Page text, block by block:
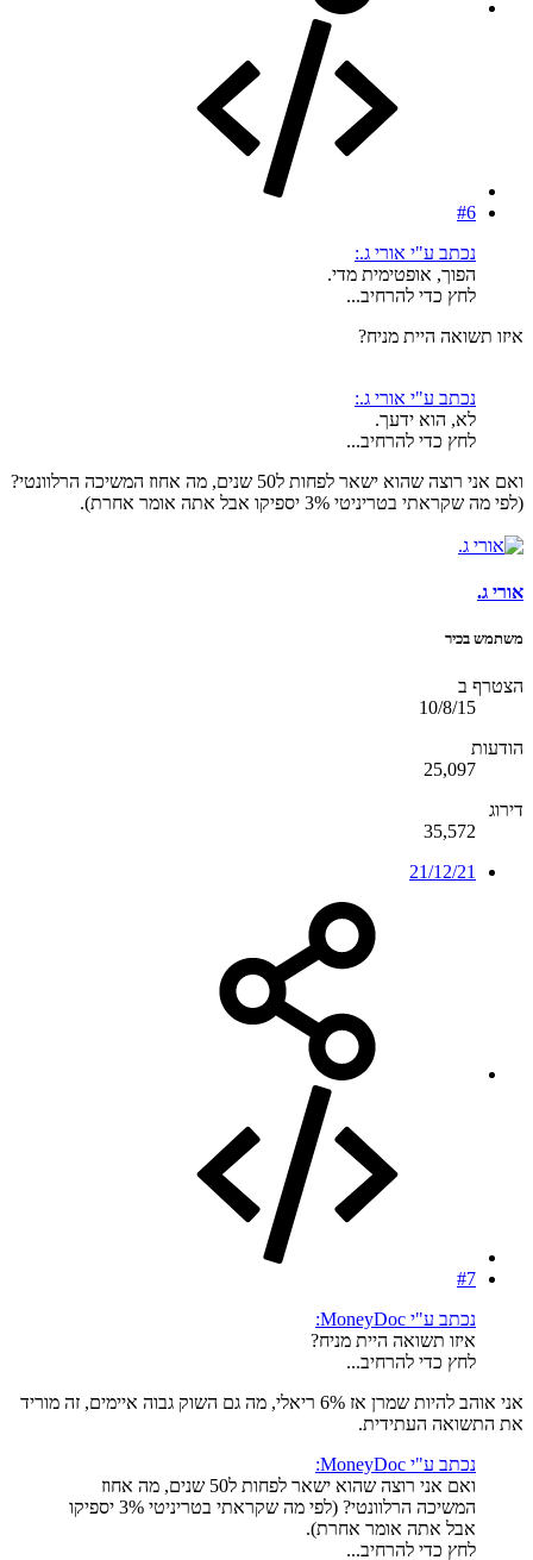
#6
נכתב ע"י אורי ג.:
הפוך, אופטימית מדי.
לחץ כדי להרחיב...
איזו תשואה היית מניח?
נכתב ע"י אורי ג.:
לא, הוא ידעך.
לחץ כדי להרחיב...
ואם אני רוצה שהוא ישאר לפחות ל50 שנים, מה אחוז המשיכה הרלוונטי?
(לפי מה שקראתי בטריניטי 3% יספיקו אבל אתה אומר אחרת).
אורי ג.
משתמש בכיר
הצטרף ב
10/8/15
הודעות
25,097
דירוג
35,572
21/12/21
#7
נכתב ע"י MoneyDoc:
איזו תשואה היית מניח?
לחץ כדי להרחיב...
אני אוהב להיות שמרן אז 6% ריאלי, מה גם השוק גבוה איימים, זה מוריד
את התשואה העתידית.
נכתב ע"י MoneyDoc:
ואם אני רוצה שהוא ישאר לפחות ל50 שנים, מה אחוז
המשיכה הרלוונטי? (לפי מה שקראתי בטריניטי 3% יספיקו
אבל אתה אומר אחרת).
לחץ כדי להרחיב...